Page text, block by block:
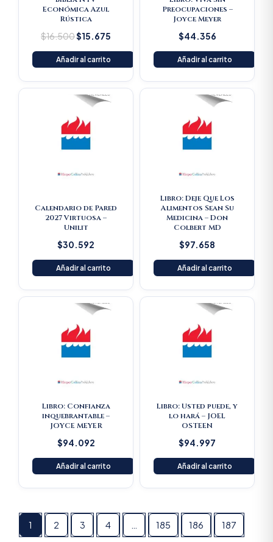
Económica Azul
Rústica
$16.500$15.675
Añadir al carrito
Preocupaciones –
Joyce Meyer
$44.356
Añadir al carrito
Calendario de Pared
2027 Virtuosa –
Unilit
$30.592
Añadir al carrito
Libro: Deje Que Los
Alimentos Sean Su
Medicina – Don
Colbert MD
$97.658
Añadir al carrito
Libro: Confianza
inquebrantable –
JOYCE MEYER
$94.092
Añadir al carrito
Libro: Usted puede, y
lo hará – JOEL
OSTEEN
$94.997
Añadir al carrito
1 2 3 4 185 186 187